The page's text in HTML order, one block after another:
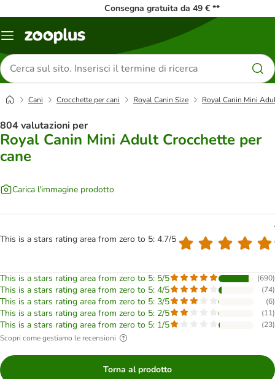
Consegna gratuita da 49 € **
Overview
Cerca
prodotti
Cani Crocchette per cani Royal Canin Size Royal Canin Mini
804 valutazioni per
Royal Canin Mini Adult Crocchette per
cane
Carica l'immagine prodotto
This is a stars rating area from zero to 5: 4.7/5
This is a stars rating area from zero to 5: 5/5 (690)
This is a stars rating area from zero to 5: 4/5 (74)
This is a stars rating area from zero to 5: 3/5 (6)
This is a stars rating area from zero to 5: 2/5 (11)
This is a stars rating area from zero to 5: 1/5 (23)
Scopri come gestiamo le recensioni
Torna al prodotto